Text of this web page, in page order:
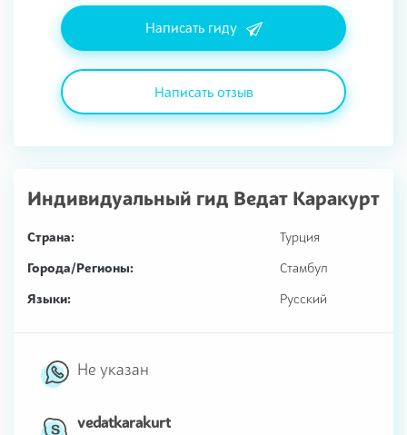
Написать гиду
Написать отзыв
Индивидуальный гид Ведат Каракурт
Страна:
Турция
Города/Регионы:
Стамбул
Языки:
Русский
Не указан
vedatkarakurt